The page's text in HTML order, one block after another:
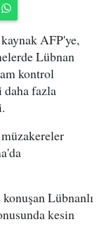
AFP'ye,
Lübnan
kontrol
daha fazla
Lübnanlı
kesin